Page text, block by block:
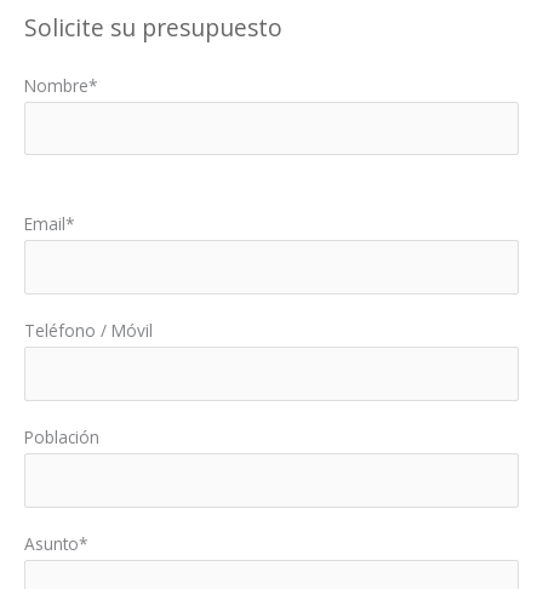
Solicite su presupuesto
Nombre*
Email*
Teléfono / Móvil
Población
Asunto*